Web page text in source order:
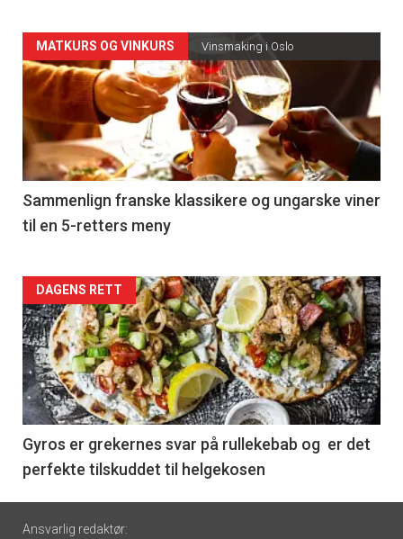
Forsiden
akkurat
nå
-
5
MATKURS OG VINKURS Vinsmaking i Oslo
Sammenlign franske klassikere og ungarske viner
til en 5-retters meny
Forsiden
akkurat
nå
-
6
DAGENS RETT
Gyros er grekernes svar på rullekebab og er det
perfekte tilskuddet til helgekosen
Footer
Ansvarlig redaktør: